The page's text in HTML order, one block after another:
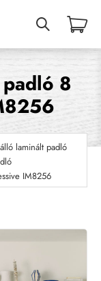
8
laminált padló
IM8256